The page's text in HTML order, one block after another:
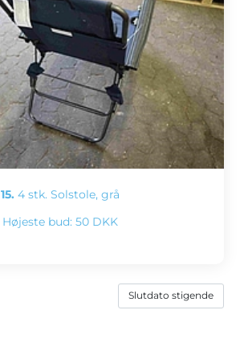
15. 4 stk. Solstole, grå
Højeste bud: 50 DKK